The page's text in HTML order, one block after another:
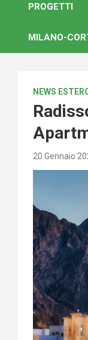
PROGETTI
MILANO-
NEWS
20 Gennaio